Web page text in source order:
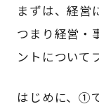
まずは、経営
つまり経営・
ントについて
はじめに、①